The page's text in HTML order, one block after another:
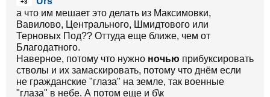
+3
а что им мешает это делать из Максимовки,
Вавилово, Центрального, Шмидтового или
Терновых Под?? Оттуда еще ближе, чем от
Благодатного.
Наверное, потому что нужно ночью прибуксировать
стволы и их замаскировать, потому что днём если
не гражданские "глаза" на земле, так военные
"глаза" в небе. А потом еще и б\к